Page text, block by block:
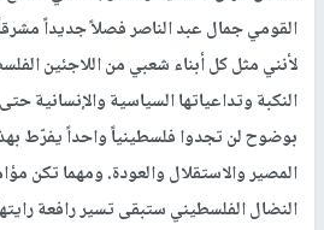
القومي جمال عبد الناصر فصلاً جديداً
لأنني مثل كل أبناء شعبي من اللاجئين
النكبة وتداعياتها السياسية والإنسانية
بوضوح لن تجدوا فلسطينياً واحداً يفرّط
المصير والاستقلال والعودة. ومهما تكن
النضال الفلسطيني ستبقى تسير رافعة